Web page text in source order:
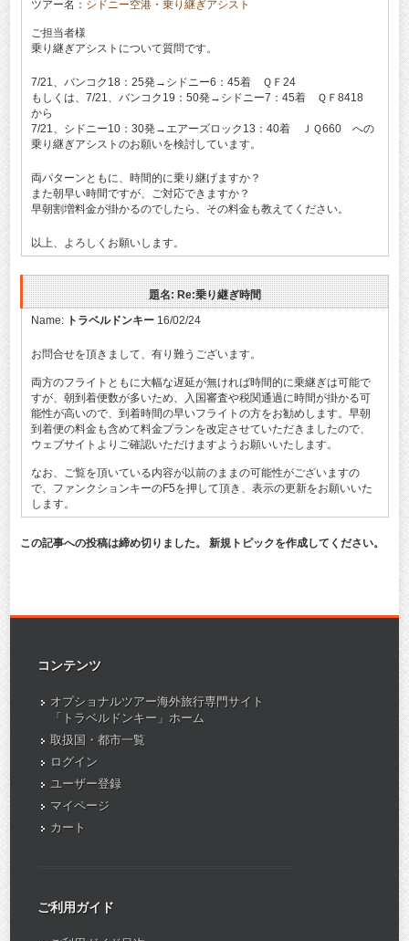
ツアー名： シドニー空港・乗り継ぎアシスト
ご担当者様
乗り継ぎアシストについて質問です。
7/21、バンコク18：25発→シドニー6：45着 ＱＦ24
もしくは、7/21、バンコク19：50発→シドニー7：45着 ＱＦ8418
から
7/21、シドニー10：30発→エアーズロック13：40着 ＪＱ660 への
乗り継ぎアシストのお願いを検討しています。
両パターンともに、時間的に乗り継げますか？
また朝早い時間ですが、ご対応できますか？
早朝割増料金が掛かるのでしたら、その料金も教えてください。
以上、よろしくお願いします。
題名: Re:乗り継ぎ時間
Name:
トラベルドンキー16/02/24
お問合せを頂きまして、有り難うございます。
両方のフライトともに大幅な遅延が無ければ時間的に乗継ぎは可能で
すが、朝到着便数が多いため、入国審査や税関通過に時間が掛かる可
能性が高いので、到着時間の早いフライトの方をお勧めします。早朝
到着便の料金も含めて料金プランを改定させていただきましたので、
ウェブサイトよりご確認いただけますようお願いいたします。
なお、ご覧を頂いている内容が以前のままの可能性がございますの
で、ファンクションキーのF5を押して頂き、表示の更新をお願いいた
します。
この記事への投稿は締め切りました。 新規トピックを作成してください。
コンテンツ
オプショナルツアー海外旅行専門サイト
「トラベルドンキー」ホーム
取扱国・都市一覧
ログイン
ユーザー登録
マイページ
カート
ご利用ガイド